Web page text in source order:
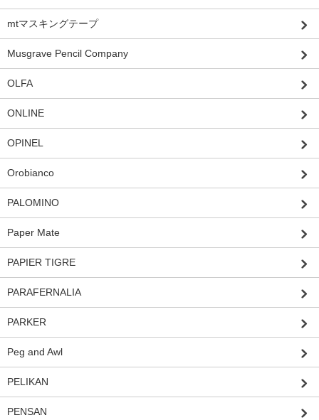
mtマスキングテープ
Musgrave Pencil Company
OLFA
ONLINE
OPINEL
Orobianco
PALOMINO
Paper Mate
PAPIER TIGRE
PARAFERNALIA
PARKER
Peg and Awl
PELIKAN
PENSAN